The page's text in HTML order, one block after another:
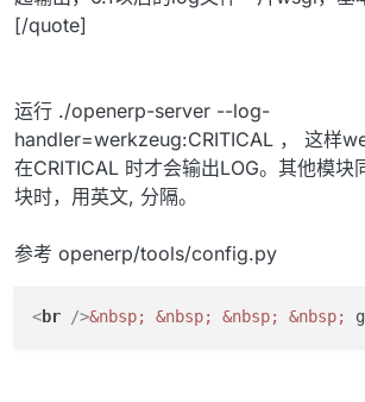
[/quote]
运行 ./openerp-server --log-
handler=werkzeug:CRITICAL ， 这样
在CRITICAL 时才会输出LOG。其他模块
块时，用英文, 分隔。
参考 openerp/tools/config.py
<br />&nbsp; &nbsp; &nbsp; &nbsp;